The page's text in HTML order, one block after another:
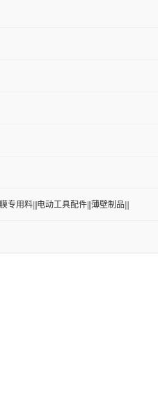
专用料|||电动工具配件|||薄壁制品|||